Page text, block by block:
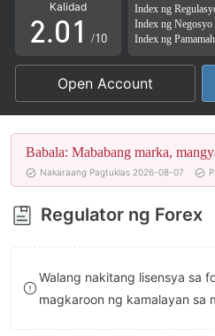
Mataas na
Kalidad
2
3
4
5
6
7
8
9
.0
1
2
3
4
5
6
7
8
1
2
3
4
5
6
7
8
9
/10
Index ng
Index ng Negosyo
Open Account
Babala: Mababang marka,
Nakaraang Pagtuklas 2026-08-07
Regulator ng Forex
Walang nakitang lisensya sa
magkaroon ng kamalayan sa